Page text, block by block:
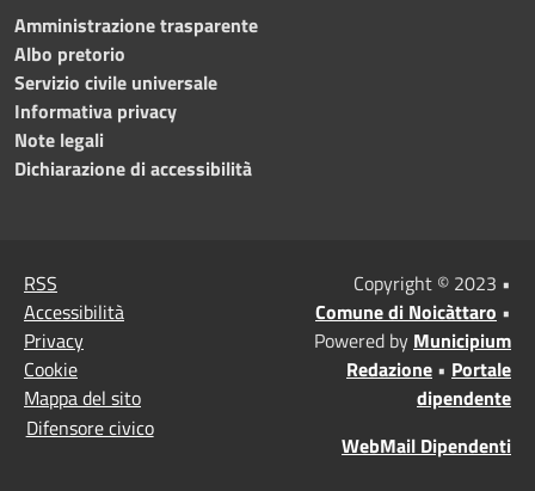
Amministrazione trasparente
Albo pretorio
Servizio civile universale
Informativa privacy
Note legali
Dichiarazione di accessibilità
RSS
Accessibilità
Privacy
Cookie
Mappa del sito
Difensore civico
Copyright © 2023 •
Comune di Noicàttaro •
Powered by Municipium
Redazione • Portale
dipendente
WebMail Dipendenti